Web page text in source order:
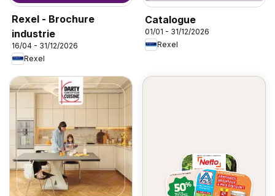
Rexel - Brochure
industrie
16/04 - 31/12/2026
Rexel
Catalogue
01/01 - 31/12/2026
Rexel